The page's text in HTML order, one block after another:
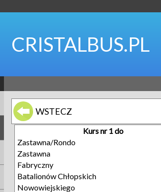
CRISTALBUS.PL
WSTECZ
Kurs nr 1 do
Zastawna/Rondo
Zastawna
Fabryczny
Batalionów Chłopskich
Nowowiejskiego